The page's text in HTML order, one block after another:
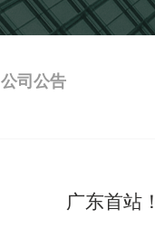
公司公告
广东首站